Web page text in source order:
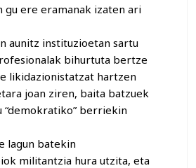
gu ere eramanak izaten ari
aunitz instituzioetan sartu
bihurtuta bertze
likidazionistatzat hartzen
joan ziren, baita batzuek
berriekin
lagun batekin
militantzia hura utzita, eta